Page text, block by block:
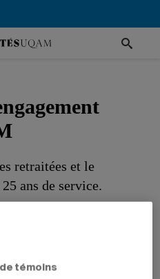
retraitées et le
ans de service.
témoins